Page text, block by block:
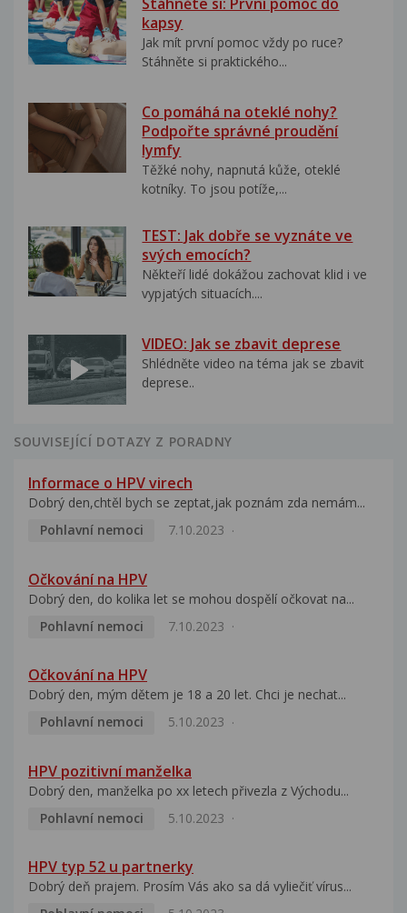
kapsy
Jak mít první pomoc vždy po ruce?
Stáhněte si praktického...
Co pomáhá na oteklé nohy?
Podpořte správné proudění
lymfy
Těžké nohy, napnutá kůže, oteklé
kotníky. To jsou potíže,...
TEST: Jak dobře se vyznáte ve
svých emocích?
Někteří lidé dokážou zachovat klid i ve
vypjatých situacích....
VIDEO: Jak se zbavit deprese
Shlédněte video na téma jak se zbavit
deprese..
SOUVISEJÍCÍ DOTAZY Z PORADNY
Informace o HPV virech
Dobrý den,chtěl bych se zeptat,jak poznám zda nemám...
Pohlavní nemoci
7.10.2023
Očkování na HPV
Dobrý den, do kolika let se mohou dospělí očkovat na...
Pohlavní nemoci
7.10.2023
Očkování na HPV
Dobrý den, mým dětem je 18 a 20 let. Chci je nechat...
Pohlavní nemoci
5.10.2023
HPV pozitivní manželka
Dobrý den, manželka po xx letech přivezla z Východu...
Pohlavní nemoci
5.10.2023
HPV typ 52 u partnerky
Dobrý deň prajem. Prosím Vás ako sa dá vyliečiť vírus...